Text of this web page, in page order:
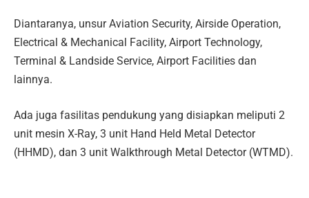
Diantaranya, unsur Aviation Security, Airside Operation,
Electrical & Mechanical Facility, Airport Technology,
Terminal & Landside Service, Airport Facilities dan
lainnya.
Ada juga fasilitas pendukung yang disiapkan meliputi 2
unit mesin X-Ray, 3 unit Hand Held Metal Detector
(HHMD), dan 3 unit Walkthrough Metal Detector (WTMD).